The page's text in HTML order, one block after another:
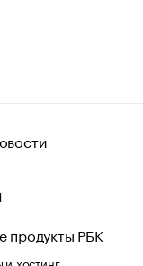
продукты РБК
хостинг